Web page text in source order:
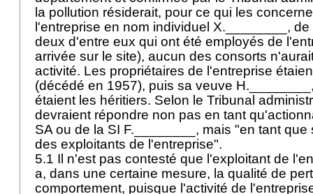
la pollution résiderait, pour ce qui les
l'entreprise en nom individuel X.________,
deux d'entre eux qui ont été employés de
arrivée sur le site), aucun des consorts
activité. Les propriétaires de l'entreprise
(décédé en 1957), puis sa veuve
étaient les héritiers. Selon le Tribunal
devraient répondre non pas en tant
SA ou de la SI F.________, mais "en tant
des exploitants de l'entreprise".
5.1 Il n'est pas contesté que l'exploitant de
a, dans une certaine mesure, la qualité de
comportement, puisque l'activité de